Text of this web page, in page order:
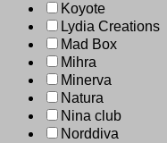
Koyote
Lydia Creations
Mad Box
Mihra
Minerva
Natura
Nina club
Norddiva